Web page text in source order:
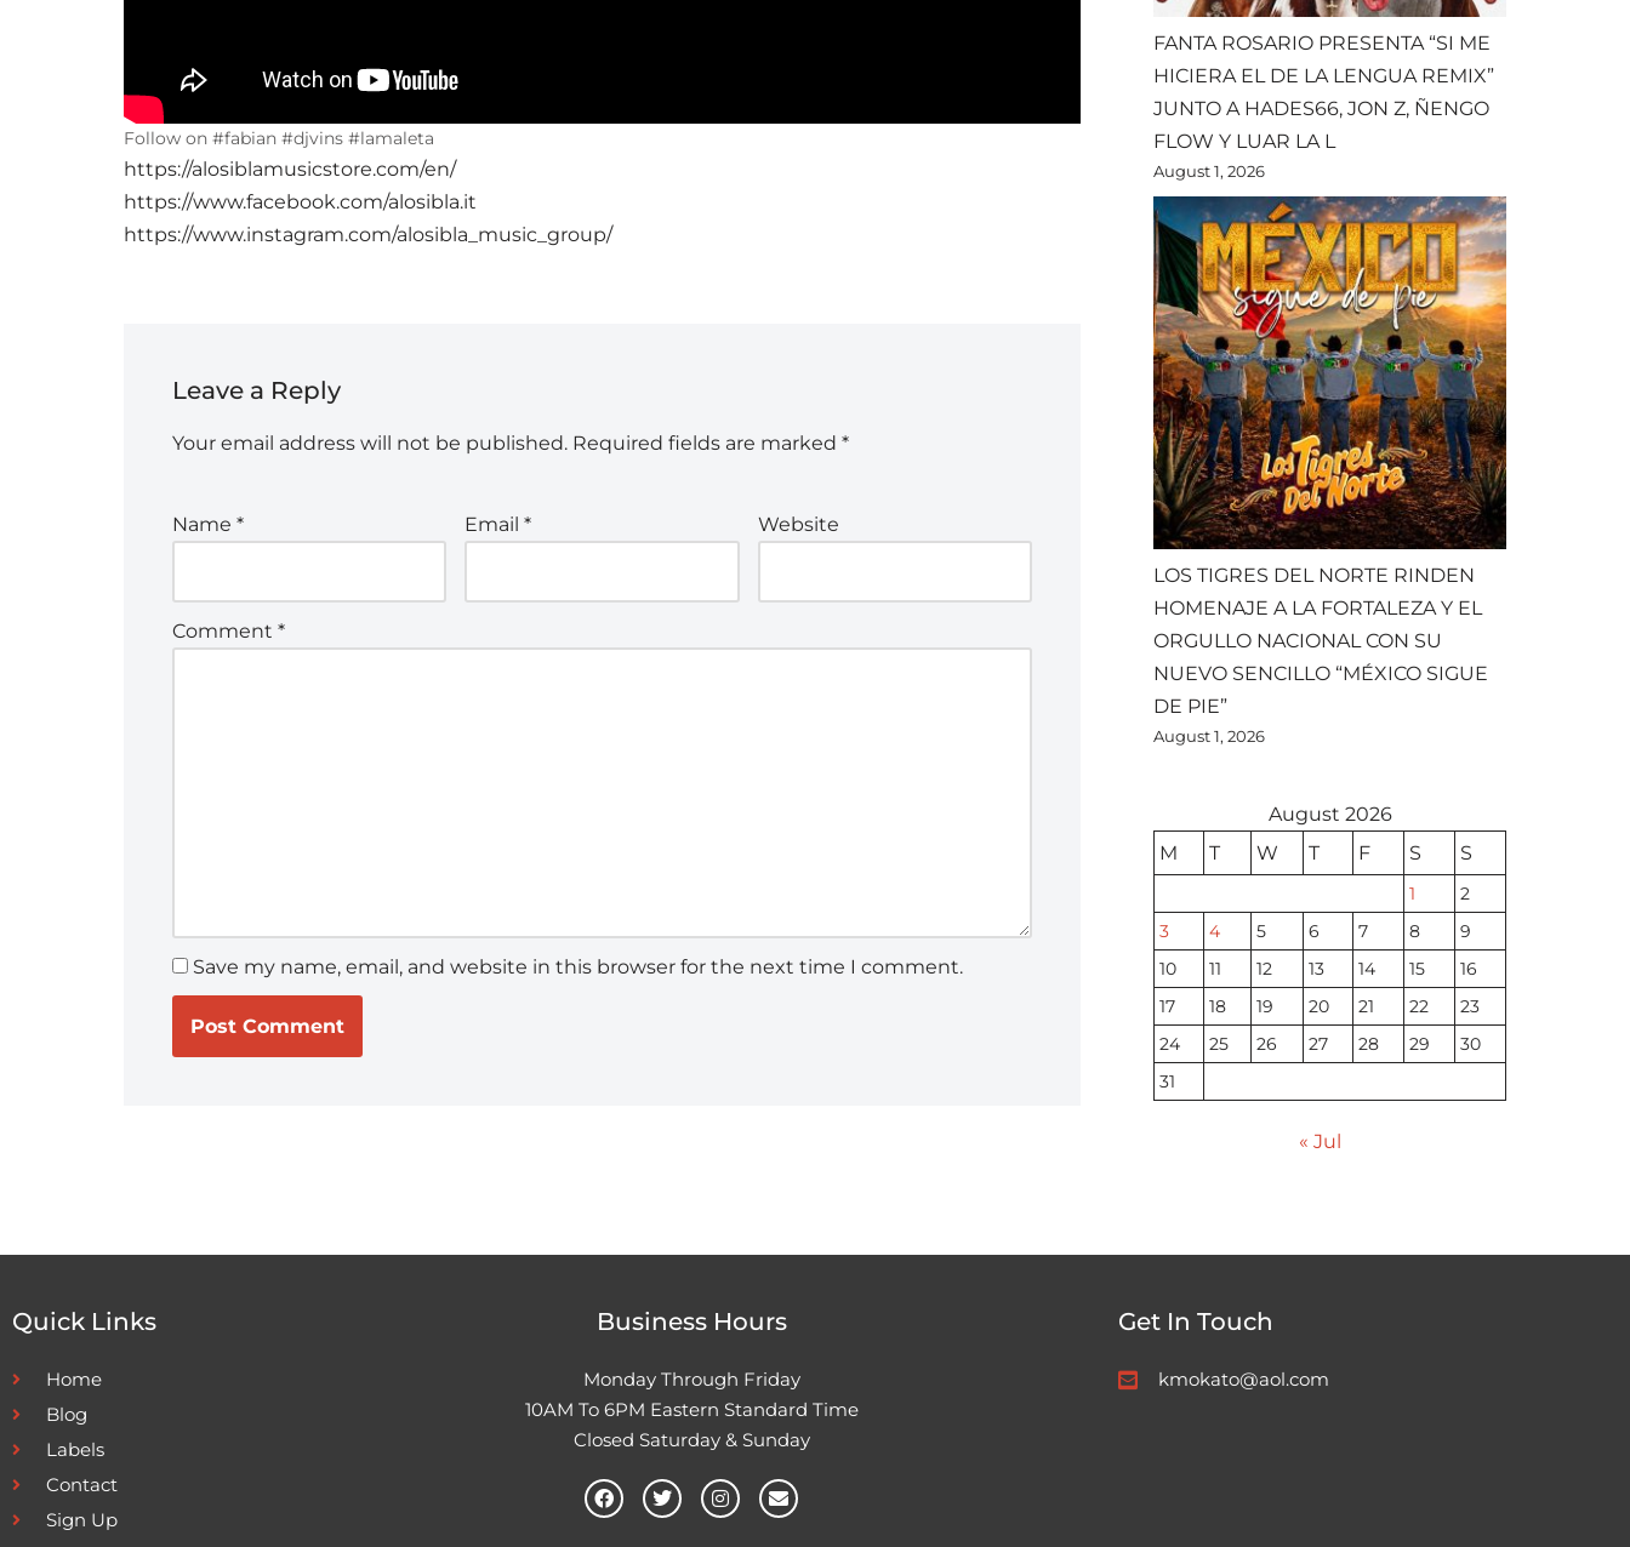
Follow on #fabian #djvins #lamaleta
https://alosiblamusicstore.com/en/
https://www.facebook.com/alosibla.it
https://www.instagram.com/alosibla_music_group/
Leave a Reply
Your email address will not be published. Required fields are marked *
Name * Email* Website
Comment *
Save my name, email, and website in this browser for the next time I comment.
FANTA ROSARIO PRESENTA “SI ME
HICIERA EL DE LA LENGUA REMIX”
JUNTO A HADES66, JON Z, ÑENGO
FLOW Y LUAR LA L
August 1, 2026
LOS TIGRES DEL NORTE RINDEN
HOMENAJE A LA FORTALEZA Y EL
ORGULLO NACIONAL CON SU
NUEVO SENCILLO “MÉXICO SIGUE
DE PIE”
August 1, 2026
August 2026
M
T W T F S S
1
2
3
4 5 6 7 8
9
10
11 12 13 14 15
16
17
18 19 20 21 22
23
24
25 26 27 28 29
30
31
« Jul
Quick Links
Home
Blog
Labels
Contact
Sign Up
Business Hours
Monday Through Friday
10AM To 6PM Eastern Standard Time
Closed Saturday & Sunday
Get In Touch
kmokato@aol.com